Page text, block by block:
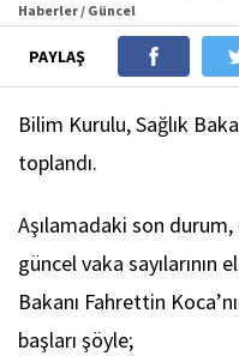
Haberler / Güncel
PAYLAŞ
Bilim Kurulu, Sağlık
toplandı.
Aşılamadaki son
güncel vaka sayılarının
Bakanı Fahrettin
başları şöyle;